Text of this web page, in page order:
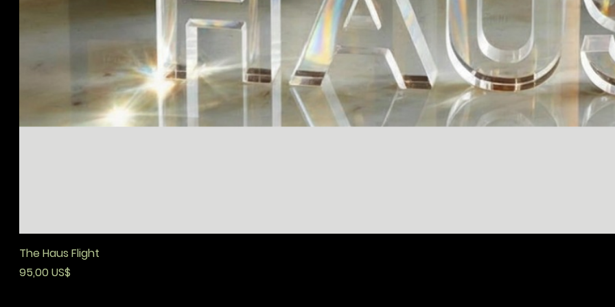
The Haus Flight
Precio
95,00 US$